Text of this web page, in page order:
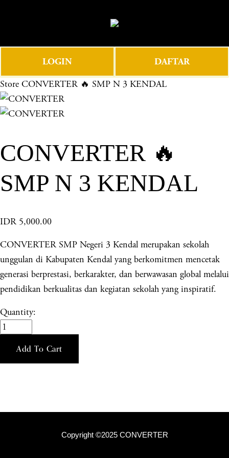
e
e
n
u
LOGIN DAFTAR
Store CONVERTER 🔥 SMP N 3 KENDAL
CONVERTER 🔥
SMP N 3 KENDAL
IDR 5,000.00
CONVERTER SMP Negeri 3 Kendal merupakan sekolah
unggulan di Kabupaten Kendal yang berkomitmen mencetak
generasi berprestasi, berkarakter, dan berwawasan global melalui
pendidikan berkualitas dan kegiatan sekolah yang inspiratif.
Quantity:
Add To Cart
Copyright ©2025 CONVERTER